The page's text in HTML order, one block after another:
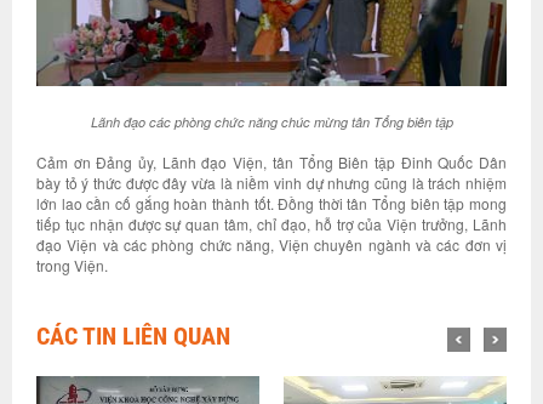
Lãnh đạo các phòng chức năng chúc mừng tân Tổng biên tập
Cảm ơn Đảng ủy, Lãnh đạo Viện, tân Tổng Biên tập Đinh Quốc Dân
bày tỏ ý thức được đây vừa là niềm vinh dự nhưng cũng là trách nhiệm
lớn lao cần cố gắng hoàn thành tốt. Đồng thời tân Tổng biên tập mong
tiếp tục nhận được sự quan tâm, chỉ đạo, hỗ trợ của Viện trưởng, Lãnh
đạo Viện và các phòng chức năng, Viện chuyên ngành và các đơn vị
trong Viện.
CÁC TIN LIÊN QUAN